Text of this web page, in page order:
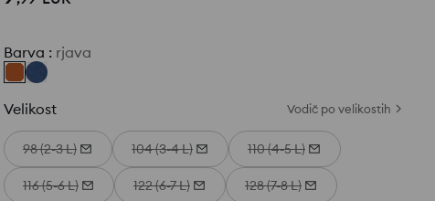
Barva : rjava
Velikost Vodič po velikostih
98 (2-3 L) 104 (3-4 L) 110 (4-5 L)
116 (5-6 L) 122 (6-7 L) 128 (7-8 L)